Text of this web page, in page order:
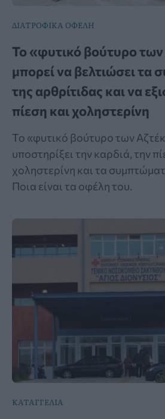
ΔΙΑΤΡΟΦΙΚΑ ΟΦΕΛΗ
Το «φυτικό βούτυρο
μπορεί να βελτιώσει τα
της αρθρίτιδας και να
πίεση και χοληστερίνη
Το «φυτικό βούτυρο των
υποστηρίξει την καρδιά, την
χοληστερίνη και τα
Ποια είναι τα οφέλη του.
ΚΑΤΑΓΓΕΛΙΑ